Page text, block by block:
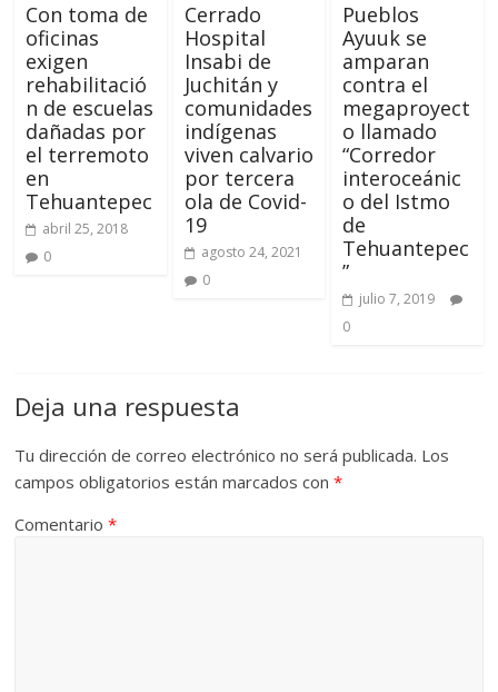
Con toma de
oficinas
exigen
rehabilitació
n de escuelas
dañadas por
el terremoto
en
Tehuantepec
abril 25, 2018
0
Cerrado
Hospital
Insabi de
Juchitán y
comunidades
indígenas
viven calvario
por tercera
ola de Covid-
19
agosto 24, 2021
0
Pueblos
Ayuuk se
amparan
contra el
megaproyect
o llamado
“Corredor
interoceánic
o del Istmo
de
Tehuantepec
”
julio 7, 2019
0
Deja una respuesta
Tu dirección de correo electrónico no será publicada. Los
campos obligatorios están marcados con*
Comentario*